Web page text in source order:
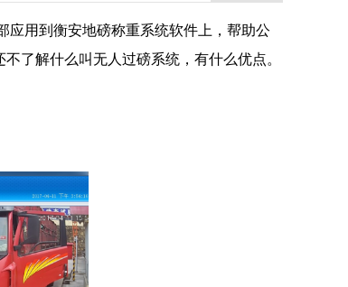
应用到衡安地磅称重系统软件上，帮助公
了解什么叫无人过磅系统，有什么优点。